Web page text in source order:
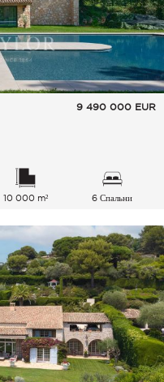
9 490 000 EUR
10 000 m² 6 Спальни